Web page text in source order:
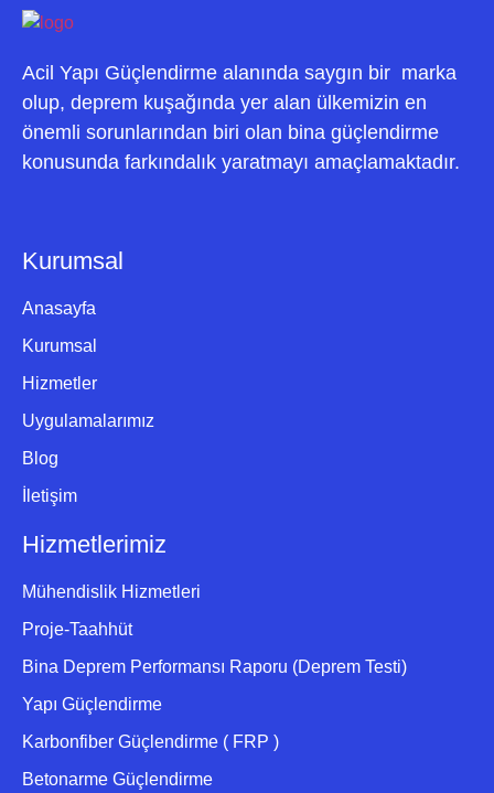
Acil Yapı Güçlendirme alanında saygın bir marka
olup, deprem kuşağında yer alan ülkemizin en
önemli sorunlarından biri olan bina güçlendirme
konusunda farkındalık yaratmayı amaçlamaktadır.
Kurumsal
Anasayfa
Kurumsal
Hizmetler
Uygulamalarımız
Blog
İletişim
Hizmetlerimiz
Mühendislik Hizmetleri
Proje-Taahhüt
Bina Deprem Performansı Raporu (Deprem Testi)
Yapı Güçlendirme
Karbonfiber Güçlendirme ( FRP )
Betonarme Güçlendirme